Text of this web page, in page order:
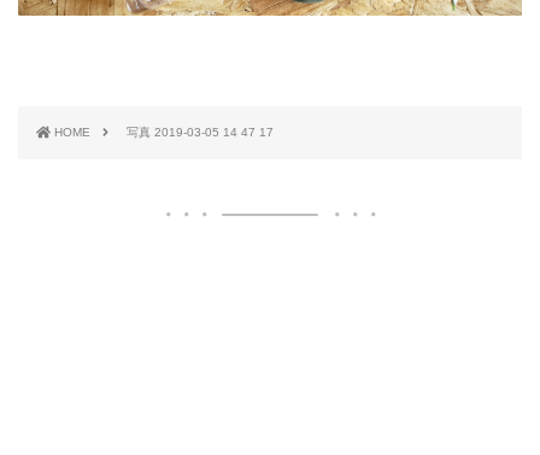
HOME 写真 2019-03-05 14 47 17